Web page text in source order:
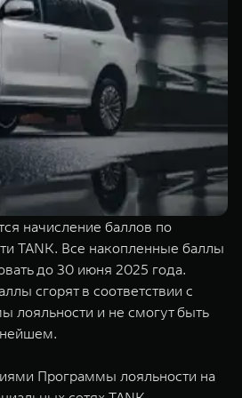
TANK 700
Сила
от 10 199
начисление баллов по
TANK. Все накопленные баллы
до 30 июня 2025 года.
сгорят в соответствии с
лояльности и не смогут быть
Программы лояльности на